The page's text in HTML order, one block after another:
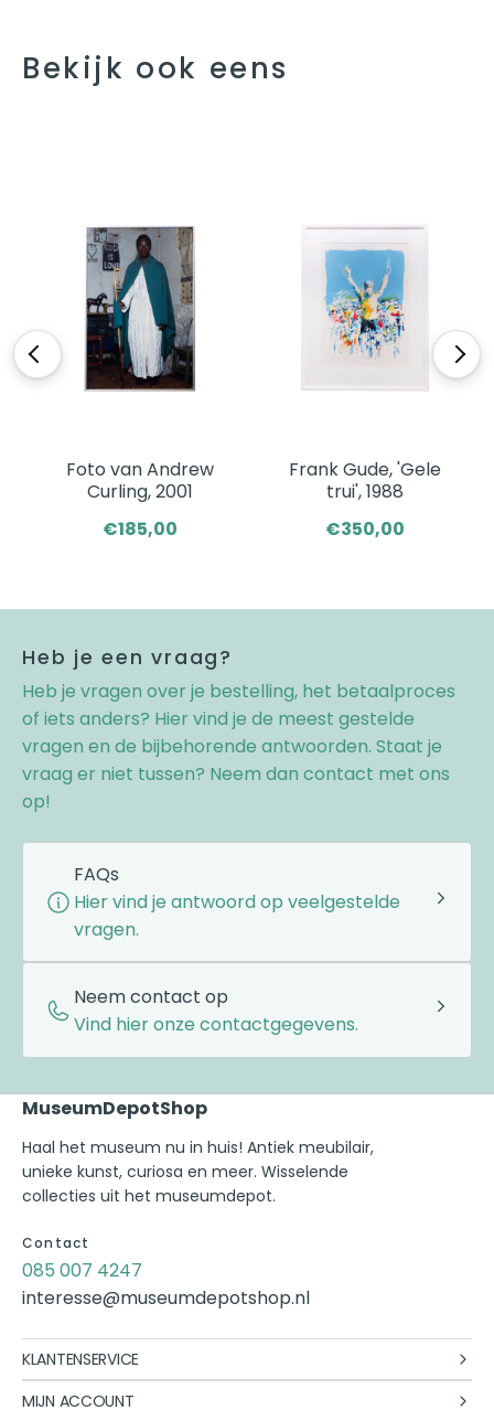
Bekijk ook eens
Foto van Andrew
Curling, 2001
€185,00
Frank Gude, 'Gele
trui', 1988
€350,00
< >
Heb je een vraag?
Heb je vragen over je bestelling, het betaalproces
of iets anders? Hier vind je de meest gestelde
vragen en de bijbehorende antwoorden. Staat je
vraag er niet tussen? Neem dan contact met ons
op!
FAQs
Hier vind je antwoord op veelgestelde
vragen.
Neem contact op
Vind hier onze contactgegevens.
MuseumDepotShop
Haal het museum nu in huis! Antiek meubilair,
unieke kunst, curiosa en meer. Wisselende
collecties uit het museumdepot.
Contact
085 007 4247
interesse@museumdepotshop.nl
KLANTENSERVICE
MIJN ACCOUNT